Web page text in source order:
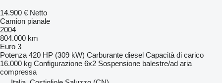
14.900 € Netto
Camion pianale
2004
804.000 km
Euro 3
Potenza 420 HP (309 kW) Carburante diesel Capacità di carico
16.000 kg Configurazione 6x2 Sospensione balestre/ad aria
compressa